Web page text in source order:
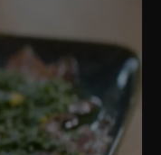
l’acqua
e pulire
bene il
Tagliare